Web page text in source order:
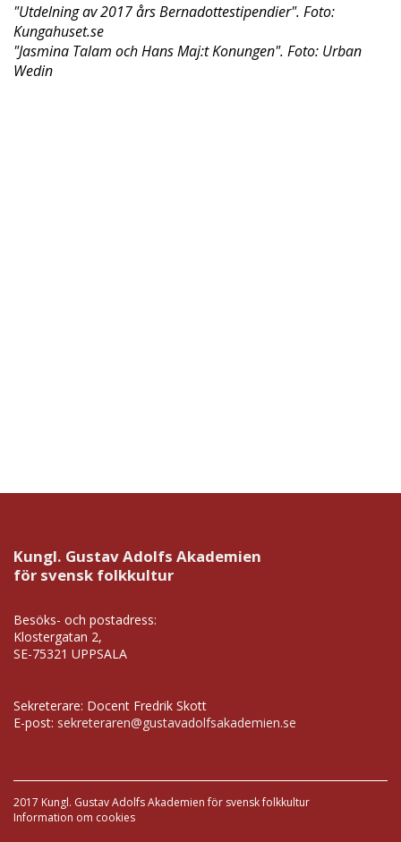
"Utdelning av 2017 års Bernadottestipendier". Foto:
Kungahuset.se
"Jasmina Talam och Hans Maj:t Konungen". Foto: Urban
Wedin
Kungl. Gustav Adolfs Akademien
för svensk folkkultur
Besöks- och postadress:
Klostergatan 2,
SE-75321 UPPSALA
Sekreterare: Docent Fredrik Skott
E-post: sekreteraren@gustavadolfsakademien.se
2017 Kungl. Gustav Adolfs Akademien för svensk folkkultur
Information om cookies